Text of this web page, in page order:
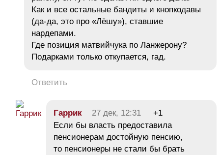
Как и все остальные бандиты и кнопкодавы
(да-да, это про «Лёшу»), ставшие
нардепами.
Где позиция матвийчука по Ланжерону?
Подарками только откупается, гад.
Ответить
Гаррик 27 дек, 12:31
+1
Если бы власть предоставила
пенсионерам достойную пенсию,
то пенсионеры не стали бы брать